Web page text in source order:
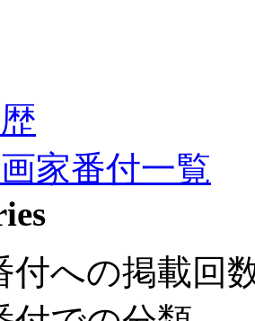
家番付一覧
付への掲載回